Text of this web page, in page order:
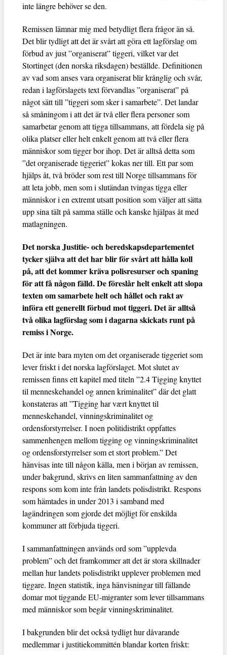
inte längre behöver se den.
Remissen lämnar mig med betydligt flera frågor än så.
Det blir tydligt att det är svårt att göra ett lagförslag om
förbud av just ”organiserat” tiggeri, vilket var det
Stortinget (den norska riksdagen) beställde. Definitionen
av vad som anses vara organiserat blir krånglig och svår,
redan i lagförslagets text förvandlas ”organiserat” på
något sätt till ”tiggeri som sker i samarbete”. Det landar
så småningom i att det är två eller flera personer som
samarbetar genom att tigga tillsammans, att fördela sig på
olika platser eller helt enkelt genom att två eller flera
människor som tigger bor ihop. Det är alltså detta som
”det organiserade tiggeriet” kokas ner till. Ett par som
hjälps åt, två bröder som rest till Norge tillsammans för
att leta jobb, men som i slutändan tvingas tigga eller
människor i en extremt utsatt position som väljer att sätta
upp sina tält på samma ställe och kanske hjälpas åt med
matlagningen.
Det norska Justitie- och beredskapsdepartementet
tycker själva att det har blir för svårt att hålla koll
på, att det kommer kräva polisresurser och spaning
för att få någon fälld. De föreslår helt enkelt att slopa
texten om samarbete helt och hållet och rakt av
införa ett generellt förbud mot tiggeri. Det är alltså
två olika lagförslag som i dagarna skickats runt på
remiss i Norge.
Det är inte bara myten om det organiserade tiggeriet som
lever friskt i det norska lagförslaget. Mot slutet av
remissen finns ett kapitel med titeln ”2.4 Tigging knyttet
til menneskehandel og annen kriminalitet” där det glatt
konstateras att ”Tigging har vært knyttet til
menneskehandel, vinningskriminalitet og
ordensforstyrrelser. I noen politidistrikt oppfattes
sammenhengen mellom tigging og vinningskriminalitet
og ordensforstyrrelser som et stort problem.” Det
hänvisas inte till någon källa, men i början av remissen,
under bakgrund, skrivs en liten sammanfattning av den
respons som kom inte från landets polisdistrikt. Respons
som hämtades in under 2013 i samband med
lagändringen som gjorde det möjligt för enskilda
kommuner att förbjuda tiggeri.
I sammanfattningen används ord som ”upplevda
problem” och det framkommer att det är stora skillnader
mellan hur landets polisdistrikt upplever problemen med
tiggare. Ingen statistik, inga hänvisningar till fällande
domar mot tiggande EU-migranter som lever tillsammans
med människor som begår vinningskriminalitet.
I bakgrunden blir det också tydligt hur dåvarande
medlemmar i justitiekommittén blandar korten friskt: